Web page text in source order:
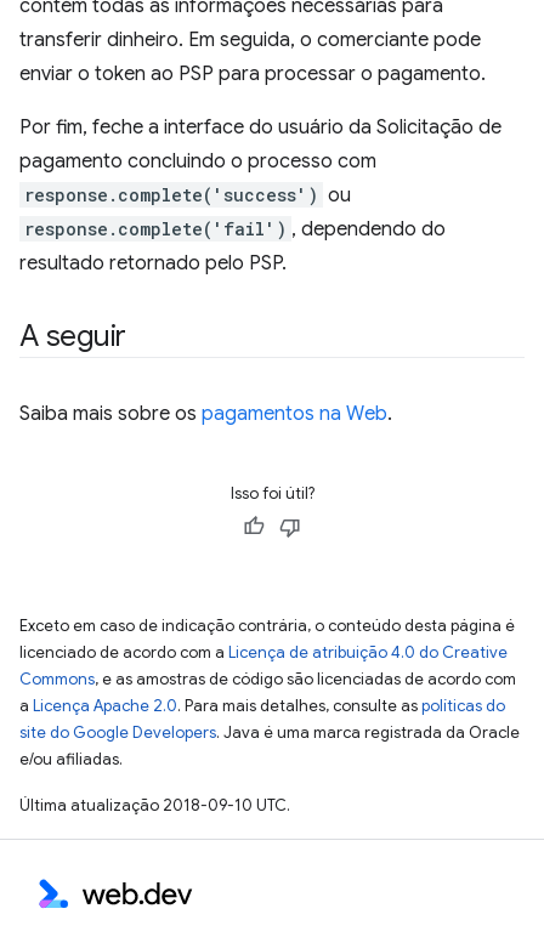
contém todas as informações necessárias para
transferir dinheiro. Em seguida, o comerciante pode
enviar o token ao PSP para processar o pagamento.
Por fim, feche a interface do usuário da Solicitação de
pagamento concluindo o processo com
response.complete('success') ou
response.complete('fail') , dependendo do
resultado retornado pelo PSP.
A seguir
Saiba mais sobre os pagamentos na Web.
Isso foi útil?
Exceto em caso de indicação contrária, o conteúdo desta página é
licenciado de acordo com a Licença de atribuição 4.0 do Creative
Commons, e as amostras de código são licenciadas de acordo com
a Licença Apache 2.0. Para mais detalhes, consulte aspolíticas do
site do Google Developers. Java é uma marca registrada da Oracle
e/ou afiliadas.
Última atualização 2018-09-10 UTC.